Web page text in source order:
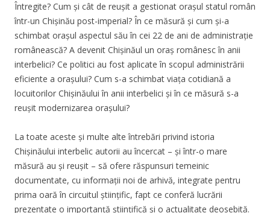
Întregite? Cum și cât de reușit a gestionat orașul statul român
într-un Chișinău post-imperial? În ce măsură și cum și-a
schimbat orașul aspectul său în cei 22 de ani de administrație
românească? A devenit Chișinăul un oraș românesc în anii
interbelici? Ce politici au fost aplicate în scopul administrării
eficiente a orașului? Cum s-a schimbat viața cotidiană a
locuitorilor Chișinăului în anii interbelici și în ce măsură s-a
reușit modernizarea orașului?
La toate aceste și multe alte întrebări privind istoria
Chișinăului interbelic autorii au încercat – și într-o mare
măsură au și reușit – să ofere răspunsuri temeinic
documentate, cu informații noi de arhivă, integrate pentru
prima oară în circuitul științific, fapt ce conferă lucrării
prezentate o importanță științifică și o actualitate deosebită.